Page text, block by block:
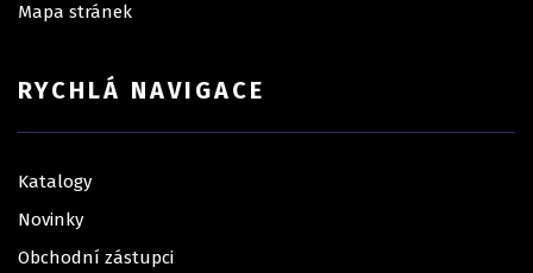
Mapa stránek
RYCHLÁ NAVIGACE
Katalogy
Novinky
Obchodní zástupci